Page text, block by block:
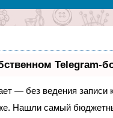
Telegram-
— без ведения
Нашли самый